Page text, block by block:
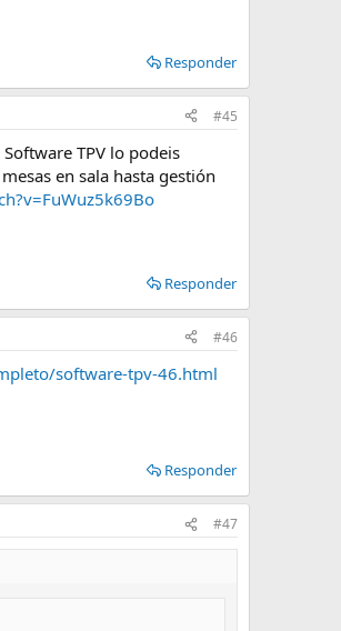
Responder
#45
TPV lo podeis
en sala hasta gestión
Responder
#46
software-tpv-46.html
Responder
#47